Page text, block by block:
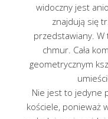
widoczny jest
znajdują się
przedstawiany. W
chmur. Cała
geometrycznym
Nie jest to jedyne
kościele, ponieważ